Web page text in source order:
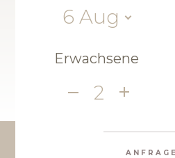
6 Aug
Erwachsene
2